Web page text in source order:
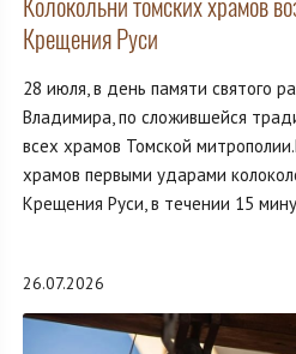
Крещения Руси
28 июля, в день памяти святого
Владимира, по сложившейся
всех храмов Томской
храмов первыми ударами
Крещения Руси, в течении 15
26.07.2026